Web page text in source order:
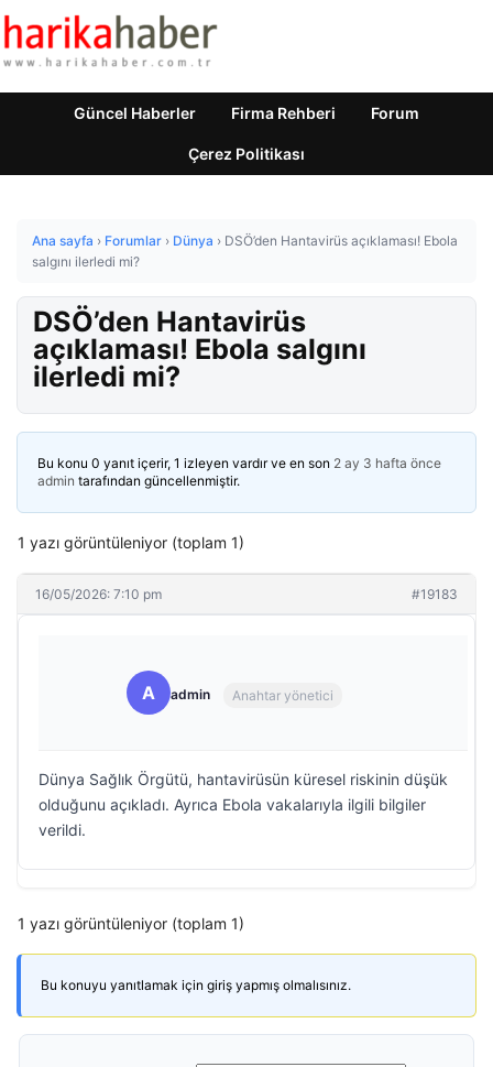
Güncel Haberler Firma Rehberi Forum
Çerez Politikası
Ana sayfa › Forumlar › Dünya › DSÖ’den Hantavirüs açıklaması! Ebola
salgını ilerledi mi?
DSÖ’den Hantavirüs
açıklaması! Ebola salgını
ilerledi mi?
Bu konu 0 yanıt içerir, 1 izleyen vardır ve en son 2 ay 3 hafta önce
admin tarafından güncellenmiştir.
1 yazı görüntüleniyor (toplam 1)
16/05/2026: 7:10 pm #19183
A admin Anahtar yönetici
Dünya Sağlık Örgütü, hantavirüsün küresel riskinin düşük
olduğunu açıkladı. Ayrıca Ebola vakalarıyla ilgili bilgiler
verildi.
1 yazı görüntüleniyor (toplam 1)
Bu konuyu yanıtlamak için giriş yapmış olmalısınız.